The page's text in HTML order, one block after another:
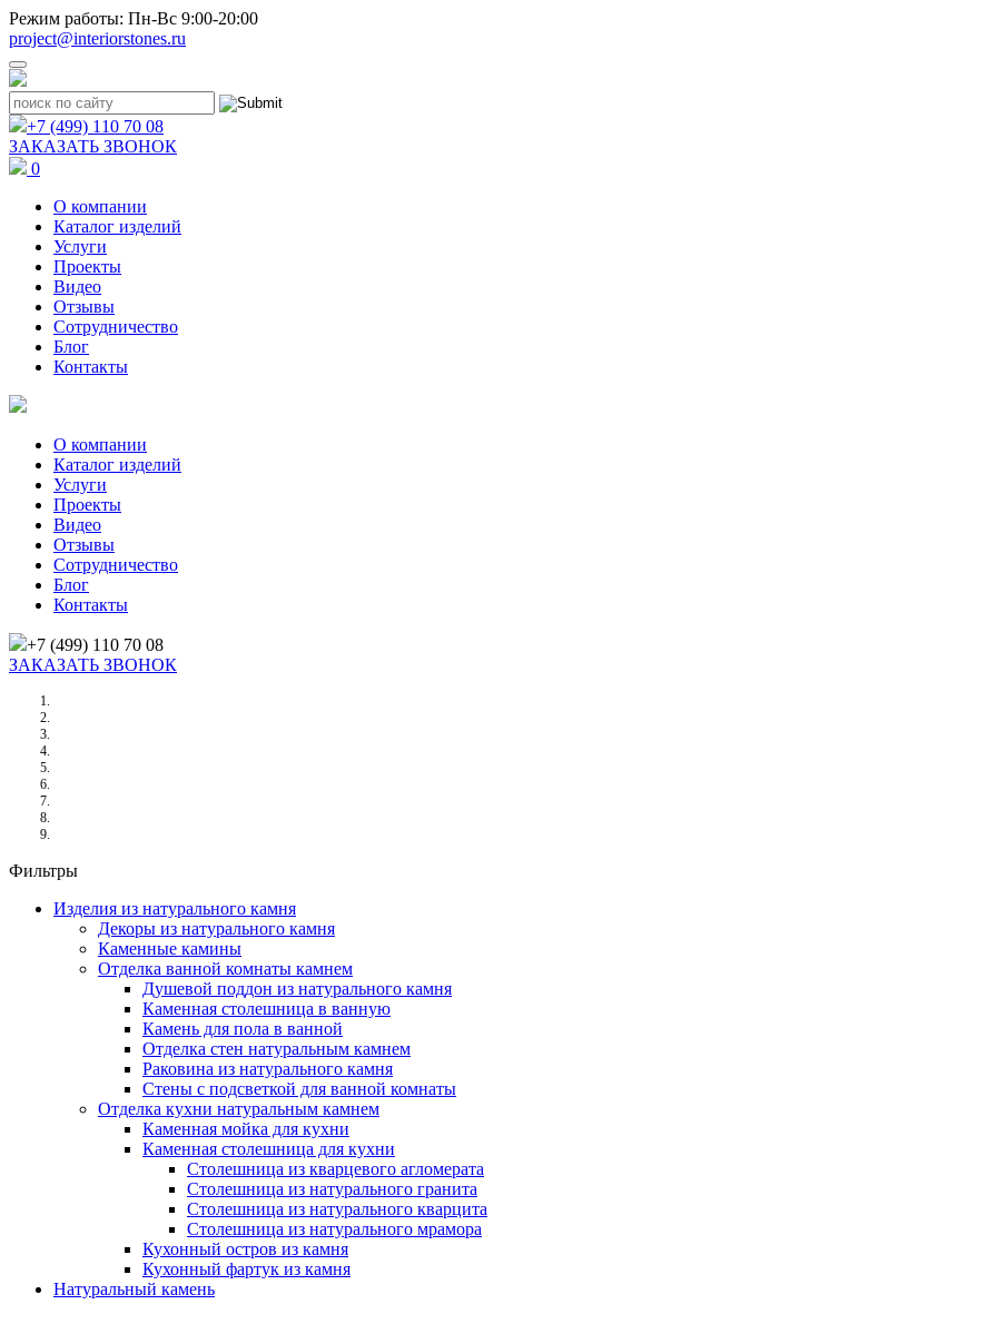
Режим работы: Пн-Вс 9:00-20:00
project@interiorstones.ru
+7 (499) 110 70 08
ЗАКАЗАТЬ ЗВОНОК
0
О компании
Каталог изделий
Услуги
Проекты
Видео
Отзывы
Сотрудничество
Блог
Контакты
О компании
Каталог изделий
Услуги
Проекты
Видео
Отзывы
Сотрудничество
Блог
Контакты
+7 (499) 110 70 08
ЗАКАЗАТЬ ЗВОНОК
Фильтры
Изделия из натурального камня
Декоры из натурального камня
Каменные камины
Отделка ванной комнаты камнем
Душевой поддон из натурального камня
Каменная столешница в ванную
Камень для пола в ванной
Отделка стен натуральным камнем
Раковина из натурального камня
Стены с подсветкой для ванной комнаты
Отделка кухни натуральным камнем
Каменная мойка для кухни
Каменная столешница для кухни
Столешница из кварцевого агломерата
Столешница из натурального гранита
Столешница из натурального кварцита
Столешница из натурального мрамора
Кухонный остров из камня
Кухонный фартук из камня
Натуральный камень